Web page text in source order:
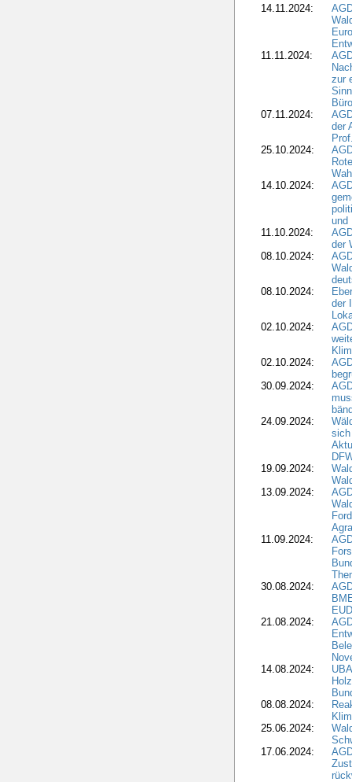
14.11.2024:
11.11.2024:
zur
07.11.2024:
der
25.10.2024:
14.10.2024:
und
11.10.2024:
der
08.10.2024:
08.10.2024:
der
02.10.2024:
02.10.2024:
30.09.2024:
24.09.2024:
sich
19.09.2024:
13.09.2024:
11.09.2024:
30.08.2024:
21.08.2024:
14.08.2024:
08.08.2024:
25.06.2024:
17.06.2024: